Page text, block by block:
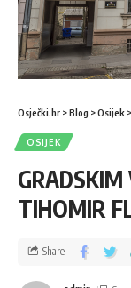
Osječki.hr >Blog >Osijek >
OSIJEK
GRADSKIM
TIHOMIR
Share